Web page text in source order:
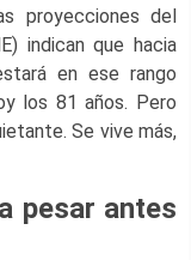
proyecciones del
indican que hacia
en ese rango
los 81 años. Pero
Se vive más,
pesar antes